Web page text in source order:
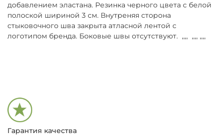
добавлением эластана. Резинка черного цвета с белой
полоской шириной 3 см. Внутреняя сторона
стыковочного шва закрыта атласной лентой с
логотипом бренда. Боковые швы отсутствуют. ,,,, ,,,, ,,,,
Гарантия качества